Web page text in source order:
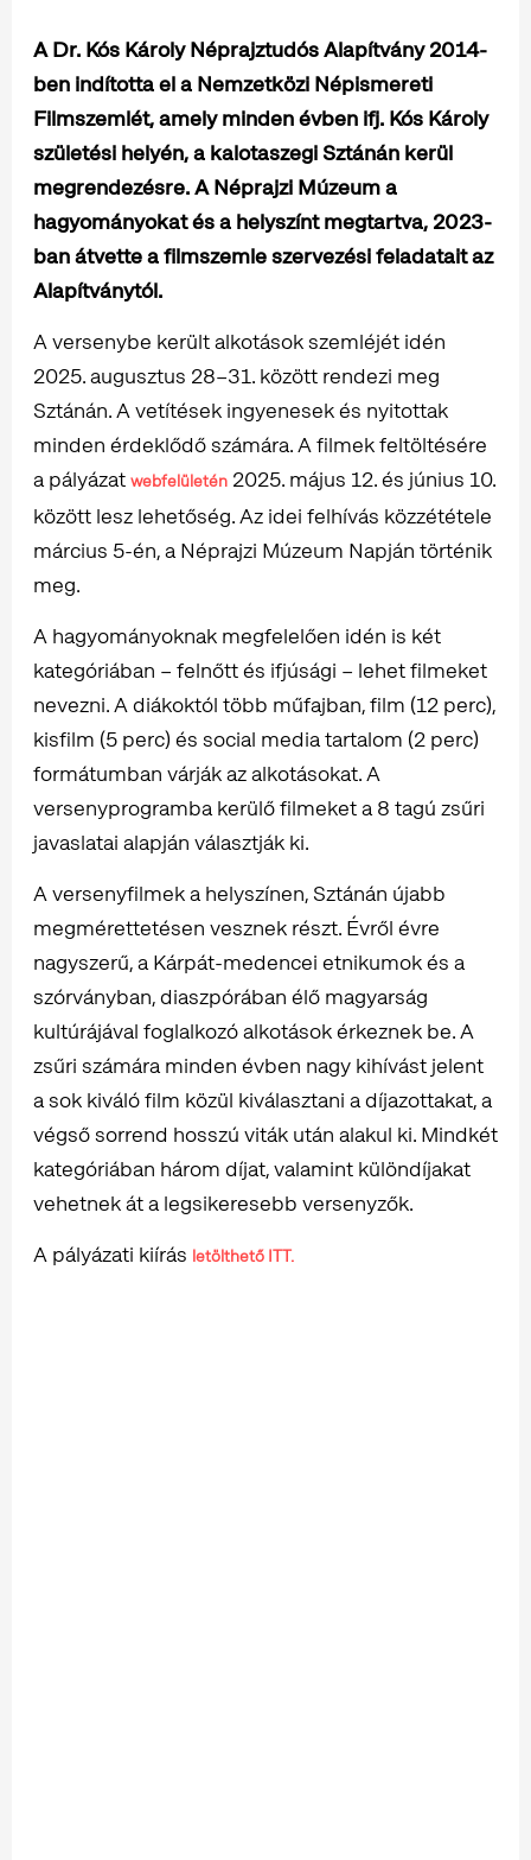
A Dr. Kós Károly Néprajztudós Alapítvány 2014-
ben indította el a Nemzetközi Népismereti
Filmszemlét, amely minden évben ifj. Kós Károly
születési helyén, a kalotaszegi Sztánán kerül
megrendezésre. A Néprajzi Múzeum a
hagyományokat és a helyszínt megtartva, 2023-
ban átvette a filmszemle szervezési feladatait az
Alapítványtól.
A versenybe került alkotások szemléjét idén
2025. augusztus 28–31. között rendezi meg
Sztánán. A vetítések ingyenesek és nyitottak
minden érdeklődő számára. A filmek feltöltésére
a pályázat webfelületén 2025. május 12. és június 10.
között lesz lehetőség. Az idei felhívás közzététele
március 5-én, a Néprajzi Múzeum Napján történik
meg.
A hagyományoknak megfelelően idén is két
kategóriában – felnőtt és ifjúsági – lehet filmeket
nevezni. A diákoktól több műfajban, film (12 perc),
kisfilm (5 perc) és social media tartalom (2 perc)
formátumban várják az alkotásokat. A
versenyprogramba kerülő filmeket a 8 tagú zsűri
javaslatai alapján választják ki.
A versenyfilmek a helyszínen, Sztánán újabb
megmérettetésen vesznek részt. Évről évre
nagyszerű, a Kárpát-medencei etnikumok és a
szórványban, diaszpórában élő magyarság
kultúrájával foglalkozó alkotások érkeznek be. A
zsűri számára minden évben nagy kihívást jelent
a sok kiváló film közül kiválasztani a díjazottakat, a
végső sorrend hosszú viták után alakul ki. Mindkét
kategóriában három díjat, valamint különdíjakat
vehetnek át a legsikeresebb versenyzők.
A pályázati kiírás letölthető ITT.